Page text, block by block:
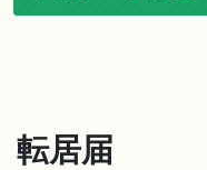
転居届